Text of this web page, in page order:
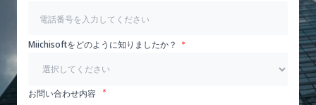
Miichisoftをどのように知りましたか？
お問い合わせ内容